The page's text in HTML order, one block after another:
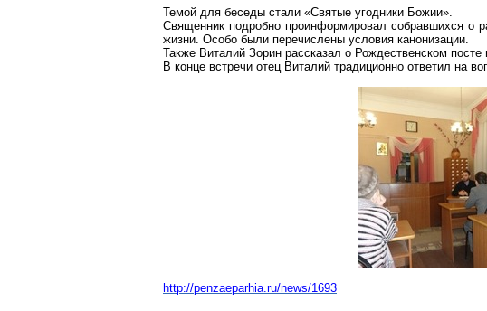
Темой для беседы стали «Святые угодники Божии».
Священник подробно проинформировал собравшихся о
жизни. Особо были перечислены условия канонизации.
Также Виталий Зорин рассказал о Рождественском
В конце встречи отец Виталий традиционно ответил на
http://penzaeparhia.ru/news/1693